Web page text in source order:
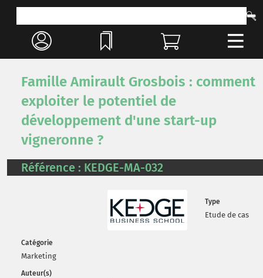
Famille Amirault Grosbois : comment
exploiter le potentiel de
développement d'une start-up
vigneronne ?
Référence : KEDGE-MA-032
Type
Etude de cas
Catégorie
Marketing
Auteur(s)